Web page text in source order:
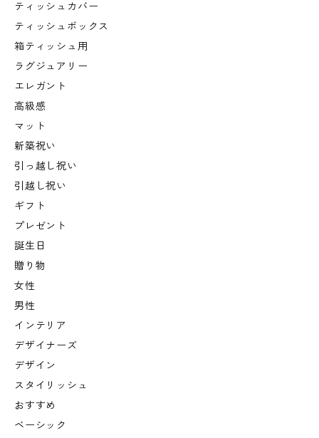
ティッシュカバー
ティッシュボックス
箱ティッシュ用
ラグジュアリー
エレガント
高級感
マット
新築祝い
引っ越し祝い
引越し祝い
ギフト
プレゼント
誕生日
贈り物
女性
男性
インテリア
デザイナーズ
デザイン
スタイリッシュ
おすすめ
ベーシック